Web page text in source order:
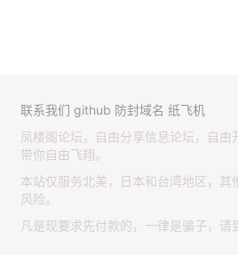
联系我们 github 防封域名 纸飞机
凤楼阁论坛，自由分享信息论坛，自由
带你自由飞翔。
本站仅服务北美，日本和台湾地区，其
风险。
凡是现要求先付款的，一律是骗子，请